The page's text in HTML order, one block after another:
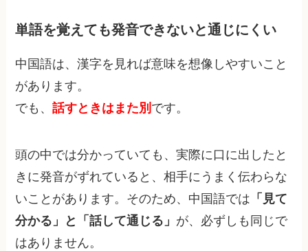
単語を覚えても発音できないと通じにくい
中国語は、漢字を見れば意味を想像しやすいこと
があります。
でも、話すときはまた別 です。
頭の中では分かっていても、実際に口に出したと
きに発音がずれていると、相手にうまく伝わらな
いことがあります。そのため、中国語では 「見て
分かる」と「話して通じる」 が、必ずしも同じで
はありません。